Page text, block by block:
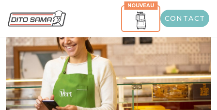
NOUVEAU
CONTACT